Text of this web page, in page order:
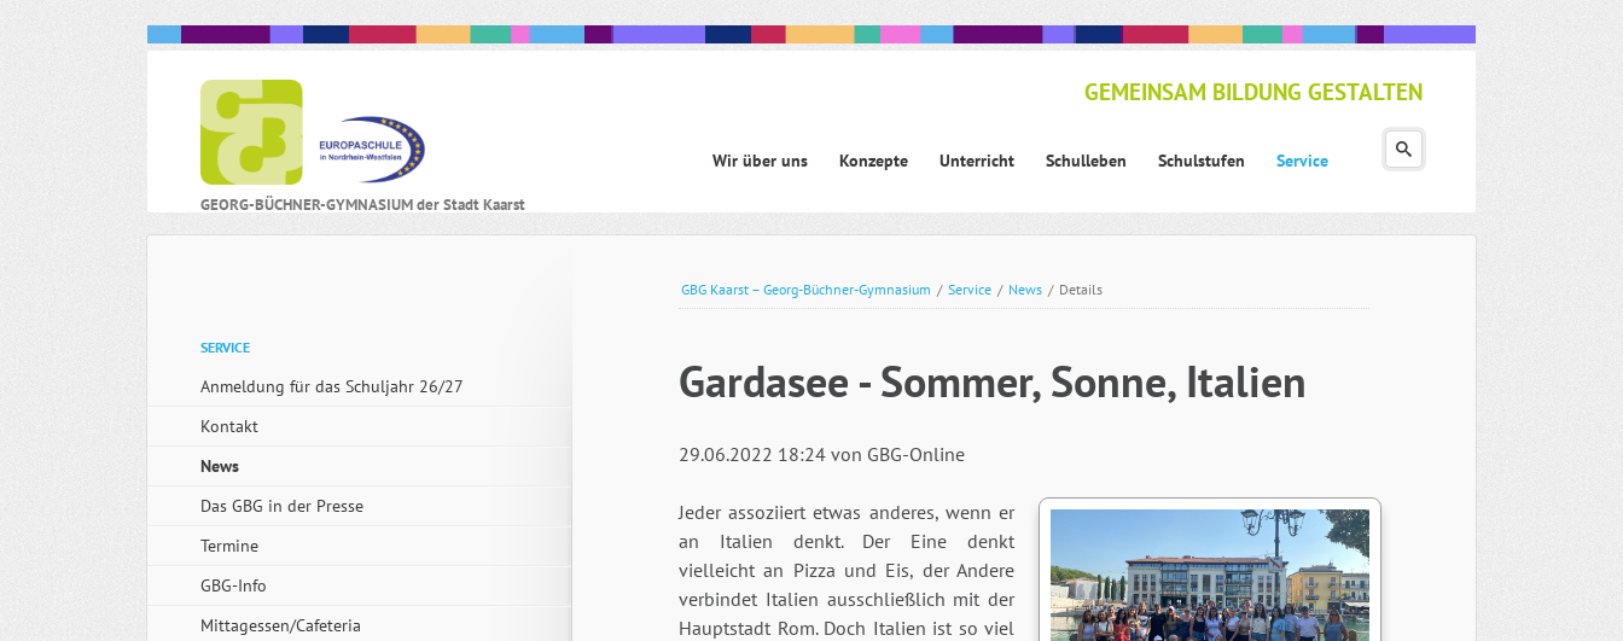
GEORG-BÜCHNER-GYMNASIUM der Stadt Kaarst
Navigation
Wir über uns Konzepte Unterricht Schulleben Schulstufen Service
Navigation
GEMEINSAM BILDUNG GESTALTEN
GBG Kaarst – Georg-Büchner-Gymnasium / Service / News / Details
Gardasee - Sommer, Sonne, Italien
29.06.2022 18:24 von GBG-Online
Jeder assoziiert etwas anderes, wenn er
an Italien denkt. Der Eine denkt
vielleicht an Pizza und Eis, der Andere
verbindet Italien ausschließlich mit der
Hauptstadt Rom. Doch Italien ist so viel
Navigation
SERVICE
Anmeldung für das Schuljahr 26/27
Kontakt
News
Das GBG in der Presse
Termine
GBG-Info
Mittagessen/Cafeteria